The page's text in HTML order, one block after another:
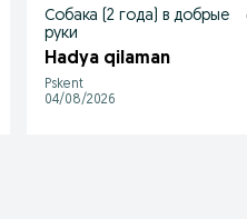
Собака (2 года) в добрые
руки
Hadya qilaman
Pskent
04/08/2026